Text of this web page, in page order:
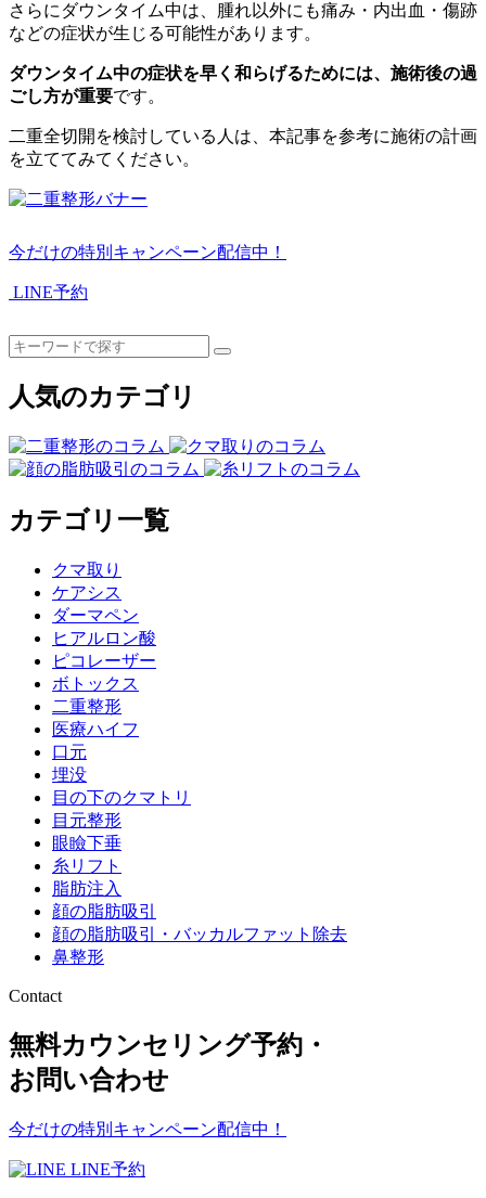
さらにダウンタイム中は、腫れ以外にも痛み・内出血・傷跡
などの症状が生じる可能性があります。
ダウンタイム中の症状を早く和らげるためには、施術後の過
ごし方が重要です。
二重全切開を検討している人は、本記事を参考に施術の計画
を立ててみてください。
今だけの特別キャンペーン配信中！
LINE予約
人気のカテゴリ
カテゴリ一覧
クマ取り
ケアシス
ダーマペン
ヒアルロン酸
ピコレーザー
ボトックス
二重整形
医療ハイフ
口元
埋没
目の下のクマトリ
目元整形
眼瞼下垂
糸リフト
脂肪注入
顔の脂肪吸引
顔の脂肪吸引・バッカルファット除去
鼻整形
Contact
無料カウンセリング予約・
お問い合わせ
今だけの特別キャンペーン配信中！
LINE予約